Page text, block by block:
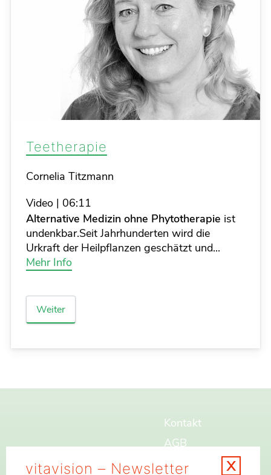
Teetherapie
Details
Cornelia Titzmann
Video | 06:11
Alternative Medizin ohne Phytotherapie ist
undenkbar.Seit Jahrhunderten wird die
Urkraft der Heilpflanzen geschätzt und...
Mehr Info
Weiter
Kontakt
AGB
Widerrufsbelehrung
x
vitavision – Newsletter